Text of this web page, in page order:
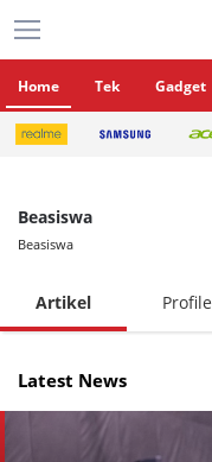
Home Tek Gadget
Beasiswa
Beasiswa
Artikel Profile
Latest News